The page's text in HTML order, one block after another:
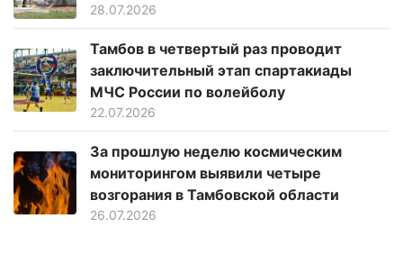
28.07.2026
Тамбов в четвертый раз проводит
заключительный этап спартакиады
МЧС России по волейболу
22.07.2026
За прошлую неделю космическим
мониторингом выявили четыре
возгорания в Тамбовской области
26.07.2026